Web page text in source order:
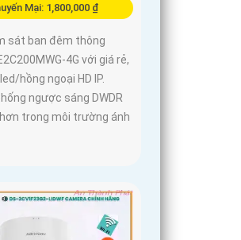
Mại: 1,800,000 ₫
sát ban đêm thông
4G với giá rẻ,
hồng ngoại HD IP.
ngược sáng DWDR
trong môi trường ánh